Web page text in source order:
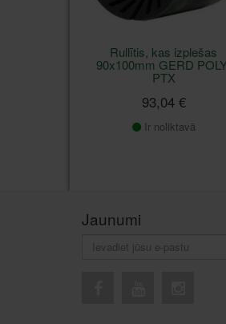
Rullītis, kas izplešas
90x100mm GERD
PTX
93,04 €
Ir noliktavā
Jaunumi